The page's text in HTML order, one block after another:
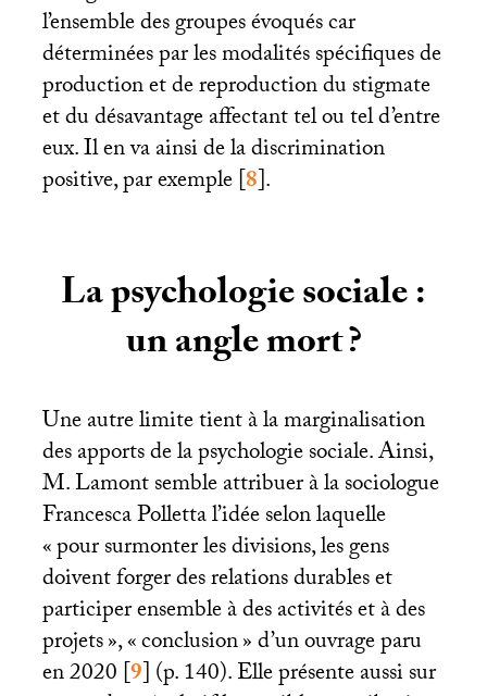
l’ensemble des groupes évoqués car
déterminées par les modalités spécifiques de
production et de reproduction du stigmate
et du désavantage affectant tel ou tel d’entre
eux. Il en va ainsi de la discrimination
positive, par exemple[8].
La psychologie sociale :
un angle mort?
Une autre limite tient à la marginalisation
des apports de la psychologie sociale. Ainsi,
M. Lamont semble attribuer à la sociologue
Francesca Polletta l’idée selon laquelle
«pour surmonter les divisions, les gens
doivent forger des relations durables et
participer ensemble à des activités et à des
projets», «conclusion» d’un ouvrage paru
en 2020[9](p. 140). Elle présente aussi sur